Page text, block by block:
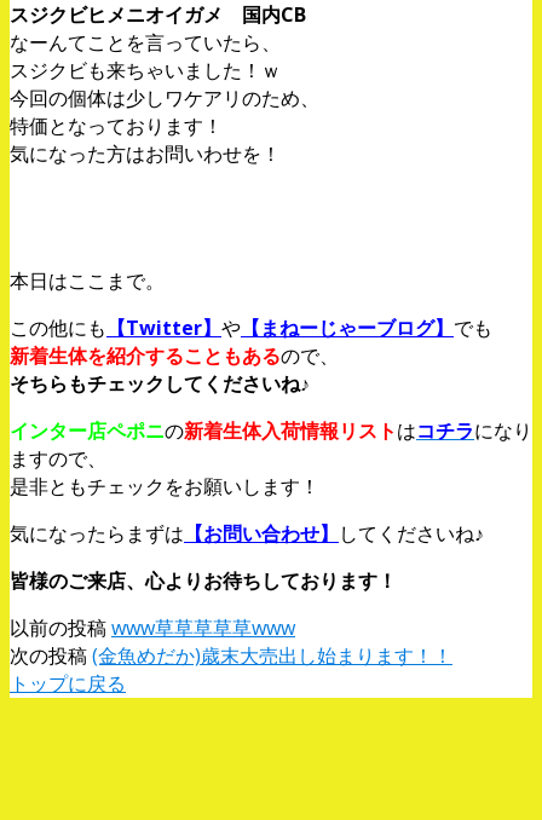
スジクビヒメニオイガメ 国内CB
なーんてことを言っていたら、
スジクビも来ちゃいました！ｗ
今回の個体は少しワケアリのため、
特価となっております！
気になった方はお問いわせを！
本日はここまで。
この他にも 【Twitter】 や 【まねーじゃーブログ】 でも
新着生体を紹介することもあるので、
そちらもチェックしてくださいね♪
インター店ペポニの新着生体入荷情報リストはコチラになり
ますので、
是非ともチェックをお願いします！
気になったらまずは 【お問い合わせ】
してくださいね♪
皆様のご来店、心よりお待ちしております！
以前の投稿www草草草草草www
次の投稿(金魚めだか)歳末大売出し始まります！！
トップに戻る